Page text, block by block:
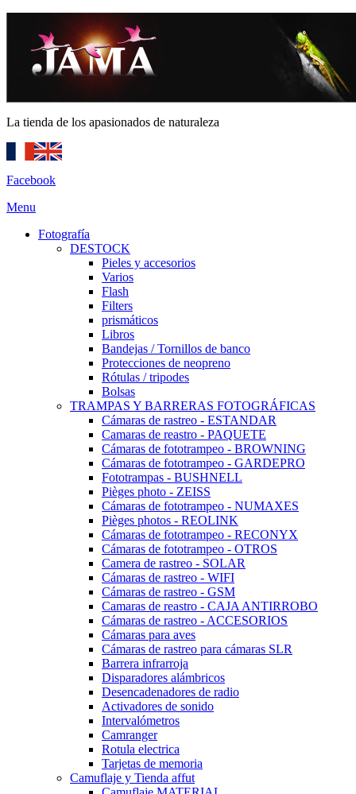
La tienda de los apasionados de naturaleza
Facebook
Menu
Fotografía
DESTOCK
Pieles y accesorios
Varios
Flash
Filters
prismáticos
Libros
Bandejas / Tornillos de banco
Protecciones de neopreno
Rótulas / tripodes
Bolsas
TRAMPAS Y BARRERAS FOTOGRÁFICAS
Cámaras de rastreo - ESTANDAR
Camaras de reastro - PAQUETE
Cámaras de fototrampeo - BROWNING
Cámaras de fototrampeo - GARDEPRO
Fototrampas - BUSHNELL
Pièges photo - ZEISS
Cámaras de fototrampeo - NUMAXES
Pièges photos - REOLINK
Cámaras de fototrampeo - RECONYX
Cámaras de fototrampeo - OTROS
Camera de rastreo - SOLAR
Cámaras de rastreo - WIFI
Cámaras de rastreo - GSM
Camaras de reastro - CAJA ANTIRROBO
Cámaras de rastreo - ACCESORIOS
Cámaras para aves
Cámaras de rastreo para cámaras SLR
Barrera infrarroja
Disparadores alámbricos
Desencadenadores de radio
Activadores de sonido
Intervalómetros
Camranger
Rotula electrica
Tarjetas de memoria
Camuflaje y Tienda affut